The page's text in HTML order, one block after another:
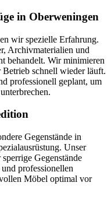
in Oberweningen
wir spezielle Erfahrung.
Archivmaterialien und
behandelt. Wir minimieren
Betrieb schnell wieder läuft.
professionell geplant, um
Gegenstände in
Unser
Gegenstände
professionellen
Möbel optimal vor